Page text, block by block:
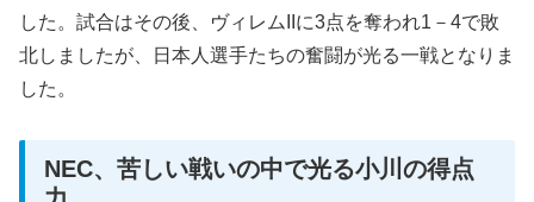
した。試合はその後、ヴィレムIIに3点を奪われ1－4で敗
北しましたが、日本人選手たちの奮闘が光る一戦となりま
した。
NEC、苦しい戦いの中で光る小川の得点